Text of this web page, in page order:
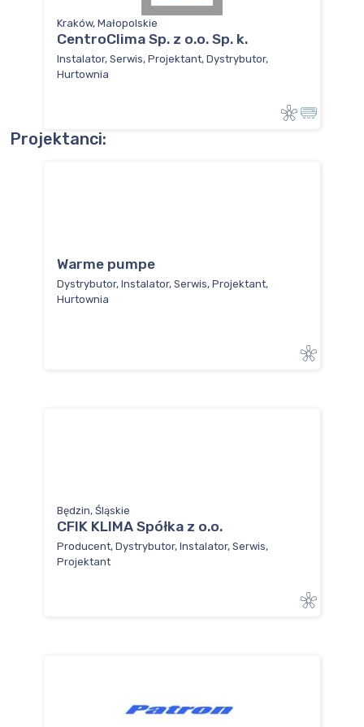
Kraków, Małopolskie
CentroClima Sp. z o.o. Sp. k.
Instalator, Serwis, Projektant, Dystrybutor,
Hurtownia
Projektanci:
Warme pumpe
Dystrybutor, Instalator, Serwis, Projektant,
Hurtownia
Będzin, Śląskie
CFIK KLIMA Spółka z o.o.
Producent, Dystrybutor, Instalator, Serwis,
Projektant